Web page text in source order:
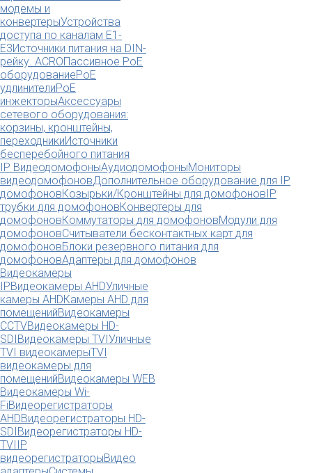
модемы и
конвертерыУстройства
доступа по каналам E1-
E3Источники питания на DIN-
рейку. ACROПассивное PoE
оборудованиеPoE
удлинителиPoE
инжекторыАксессуары
сетевого оборудования:
корзины, кронштейны,
переходникиИсточники
бесперебойного питания
IP ВидеодомофоныАудиодомофоныМониторы
видеодомофоновДополнительное оборудование для IP
домофоновКозырьки/Кронштейны для домофоновIP
трубки для домофоновКонвертеры для
домофоновКоммутаторы для домофоновМодули для
домофоновСчитыватели бесконтактных карт для
домофоновБлоки резервного питания для
домофоновАдаптеры для домофонов
Видеокамеры
IPВидеокамеры AHDУличные
камеры AHDКамеры AHD для
помещенийВидеокамеры
CCTVВидеокамеры HD-
SDIВидеокамеры TVIУличные
TVI видеокамерыTVI
видеокамеры для
помещенийВидеокамеры WEB
Видеокамеры Wi-
FiВидеорегистраторы
AHDВидеорегистраторы HD-
SDIВидеорегистраторы HD-
TVI IP
видеорегистраторыВидео